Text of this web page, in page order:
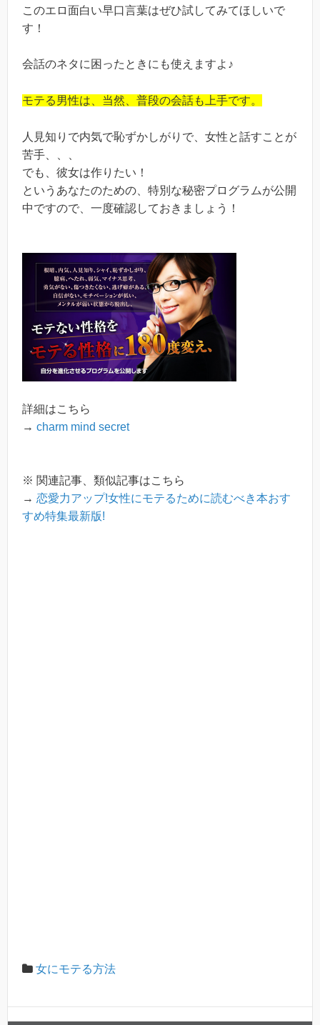
このエロ面白い早口言葉はぜひ試してみてほしいで
す！
会話のネタに困ったときにも使えますよ♪
モテる男性は、当然、普段の会話も上手です。
人見知りで内気で恥ずかしがりで、女性と話すことが
苦手、、、
でも、彼女は作りたい！
というあなたのための、特別な秘密プログラムが公開
中ですので、一度確認しておきましょう！
詳細はこちら
→ charm mind secret
※ 関連記事、類似記事はこちら
→ 恋愛力アップ!女性にモテるために読むべき本おす
すめ特集最新版!
女にモテる方法